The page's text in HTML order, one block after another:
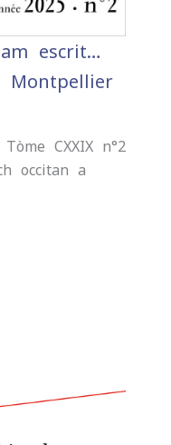
escrit…
Montpellier
CXXIX n°2
occitan a